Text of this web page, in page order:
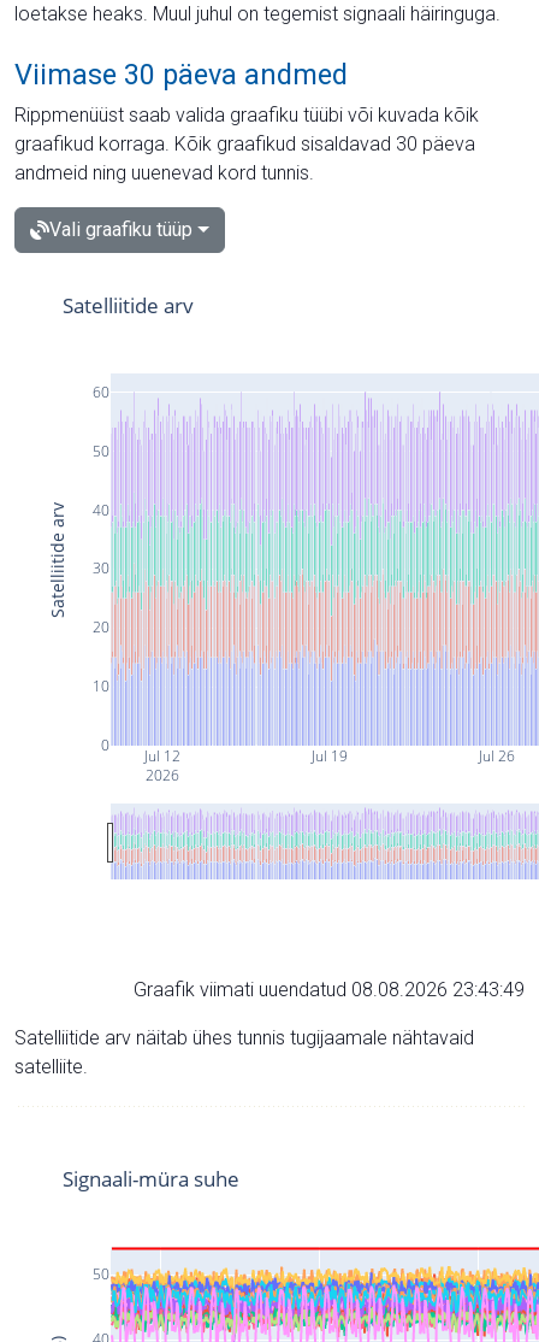
loetakse heaks. Muul juhul on tegemist signaali häiringuga.
Viimase 30 päeva andmed
Rippmenüüst saab valida graafiku tüübi või kuvada kõik
graafikud korraga. Kõik graafikud sisaldavad 30 päeva
andmeid ning uuenevad kord tunnis.
Vali graafiku tüüp
Jul 12
2026
Jul 19 Jul 26
0
10
20
30
40
50
60
Satelliitide arv
Satelliitide arv
Graafik viimati uuendatud 08.08.2026 23:43:49
Satelliitide arv näitab ühes tunnis tugijaamale nähtavaid
satelliite.
50
Signaali-müra suhe